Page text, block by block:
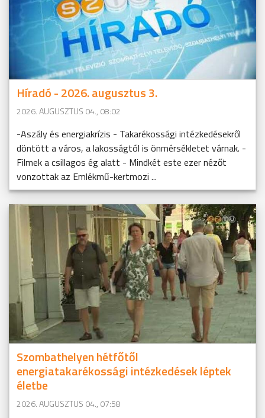
Híradó - 2026. augusztus 3.
2026. AUGUSZTUS 04., 08:02
-Aszály és energiakrízis - Takarékossági intézkedésekről
döntött a város, a lakosságtól is önmérsékletet várnak. -
Filmek a csillagos ég alatt - Mindkét este ezer nézőt
vonzottak az Emlékmű-kertmozi ...
Szombathelyen hétfőtől
energiatakarékossági intézkedések léptek
életbe
2026. AUGUSZTUS 04., 07:58